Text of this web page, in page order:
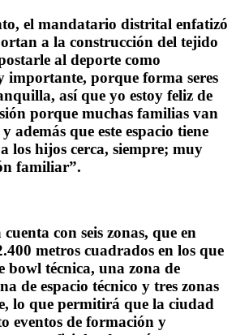
el mandatario distrital enfatizó
a la construcción del tejido
al deporte como
importante, porque forma seres
así que yo estoy feliz de
porque muchas familias van
además que este espacio tiene
los hijos cerca, siempre; muy
familiar”.
con seis zonas, que en
metros cuadrados en los que
bowl técnica, una zona de
de espacio técnico y tres zonas
lo que permitirá que la ciudad
eventos de formación y